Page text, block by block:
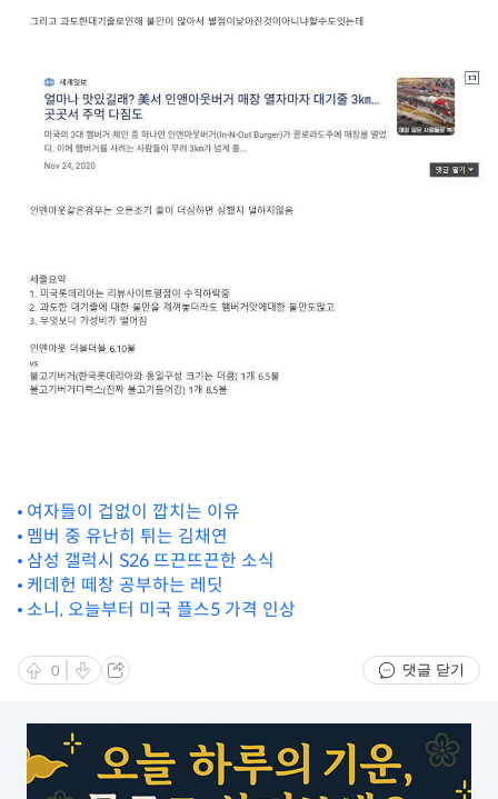
여자들이 겁없이 깝치는 이유
멤버 중 유난히 튀는 김채연
삼성 갤럭시 S26 뜨끈뜨끈한 소식
케데헌 떼창 공부하는 레딧
소니, 오늘부터 미국 플스5 가격 인상
0 댓글 닫기